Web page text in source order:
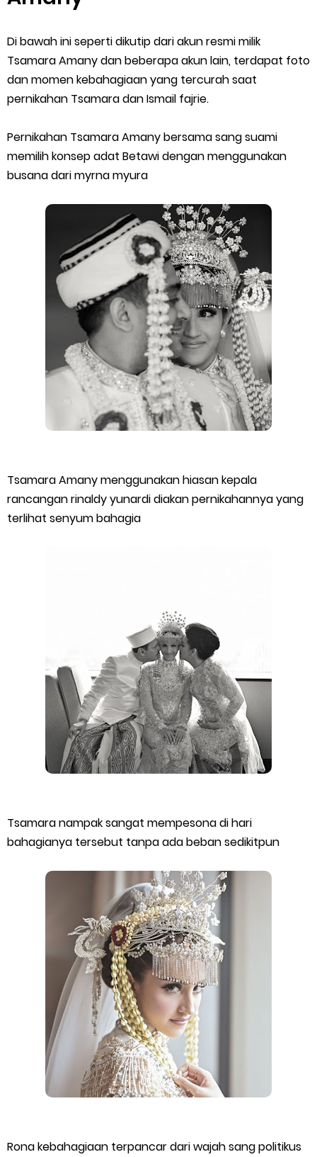
Di bawah ini seperti dikutip dari akun resmi milik
Tsamara Amany dan beberapa akun lain, terdapat foto
dan momen kebahagiaan yang tercurah saat
pernikahan Tsamara dan Ismail fajrie.
Pernikahan Tsamara Amany bersama sang suami
memilih konsep adat Betawi dengan menggunakan
busana dari myrna myura
Tsamara Amany menggunakan hiasan kepala
rancangan rinaldy yunardi diakan pernikahannya yang
terlihat senyum bahagia
Tsamara nampak sangat mempesona di hari
bahagianya tersebut tanpa ada beban sedikitpun
Rona kebahagiaan terpancar dari wajah sang politikus